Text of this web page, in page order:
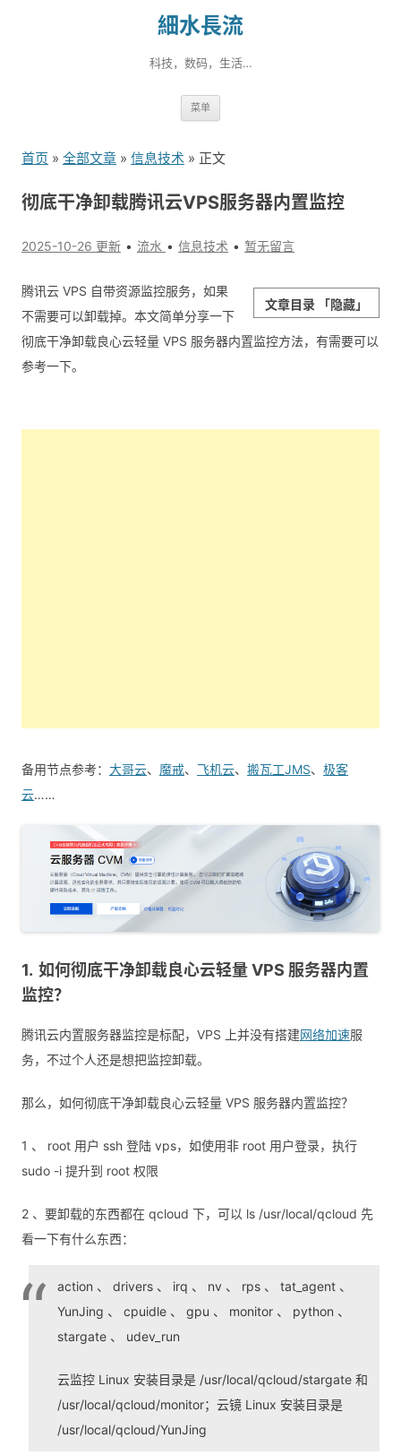
細水長流
科技，数码，生活…
菜单
到
容
首页 » 全部文章 » 信息技术 » 正文
彻底干净卸载腾讯云VPS服务器内置监控
2025-10-26 更新 流水 信息技术 暂无留言
文章目录 「隐藏」
腾讯云 VPS 自带资源监控服务，如果
不需要可以卸载掉。本文简单分享一下
彻底干净卸载良心云轻量 VPS 服务器内置监控方法，有需要可以
参考一下。
备用节点参考： 大哥云、 魔戒、 飞机云、 搬瓦工JMS、 极客
云……
如何彻底干净卸载良心云轻量 VPS 服务器内置
监控？
腾讯云内置服务器监控是标配，VPS 上并没有搭建网络加速服
务，不过个人还是想把监控卸载。
那么，如何彻底干净卸载良心云轻量 VPS 服务器内置监控？
1 、 root 用户 ssh 登陆 vps，如使用非 root 用户登录，执行
sudo -i 提升到 root 权限
2 、要卸载的东西都在 qcloud 下，可以 ls /usr/local/qcloud 先
看一下有什么东西：
action 、 drivers 、 irq 、 nv 、 rps 、 tat_agent 、
YunJing 、 cpuidle 、 gpu 、 monitor 、 python 、
stargate 、 udev_run
云监控 Linux 安装目录是 /usr/local/qcloud/stargate 和
/usr/local/qcloud/monitor；云镜 Linux 安装目录是
/usr/local/qcloud/YunJing